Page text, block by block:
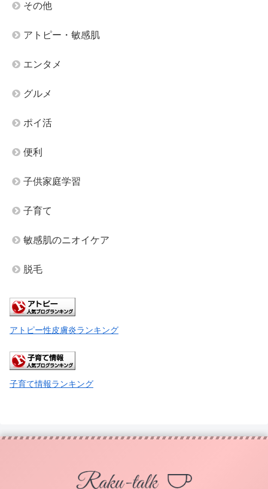
その他
アトピー・敏感肌
エンタメ
グルメ
ポイ活
便利
子供家庭学習
子育て
敏感肌のニオイケア
脱毛
アトピー性皮膚炎ランキング
子育て情報ランキング